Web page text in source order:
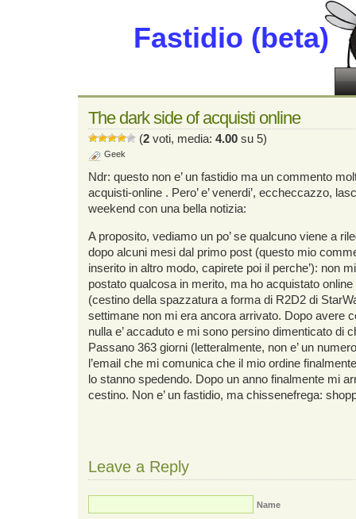
Fastidio (beta)
The dark side of acquisti online
(2 voti, media: 4.00 su 5)
Geek
Ndr: questo non e’ un fastidio ma un commento
acquisti-online . Pero’ e’ venerdi’, eccheccazzo,
weekend con una bella notizia:
A proposito, vediamo un po’ se qualcuno viene a
dopo alcuni mesi dal primo post (questo mio
inserito in altro modo, capirete poi il perche’): non
postato qualcosa in merito, ma ho acquistato
(cestino della spazzatura a forma di R2D2 di
settimane non mi era ancora arrivato. Dopo avere
nulla e’ accaduto e mi sono persino dimenticato di
Passano 363 giorni (letteralmente, non e’ un
l’email che mi comunica che il mio ordine
lo stanno spedendo. Dopo un anno finalmente mi
cestino. Non e’ un fastidio, ma chissenefrega:
Leave a Reply
Name